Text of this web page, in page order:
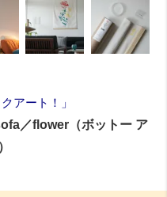
アート！
／flower（ボットー ア